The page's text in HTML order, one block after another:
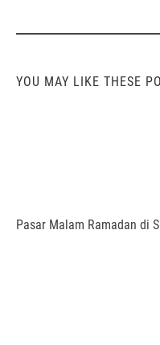
YOU MAY LIKE THESE
Pasar Malam Ramadan di